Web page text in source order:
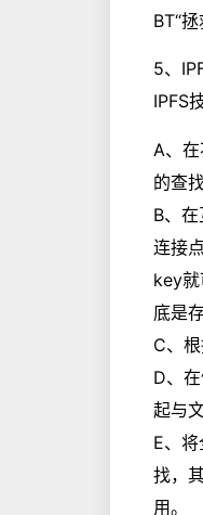
BT“
5、
IPFS
A、
的查
B、
连接
key
底是
C、
D、
起与
E、
找，
用。